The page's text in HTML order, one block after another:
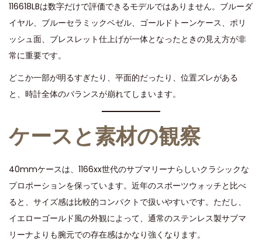
116618LBは数字だけで評価できるモデルではありません。ブルーダ
イヤル、ブルーセラミックベゼル、ゴールドトーンケース、ポリ
ッシュ面、ブレスレット仕上げが一体となったときの見え方が非
常に重要です。
どこか一部が明るすぎたり、平面的だったり、位置ズレがある
と、時計全体のバランスが崩れてしまいます。
ケースと素材の観察
40mmケースは、1166xx世代のサブマリーナらしいクラシックな
プロポーションを保っています。近年のスポーツウォッチと比べ
ると、サイズ感は比較的コンパクトで扱いやすいです。ただし、
イエローゴールド風の外観によって、通常のステンレス製サブマ
リーナよりも腕元での存在感はかなり強くなります。